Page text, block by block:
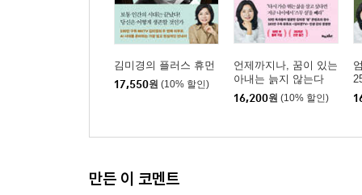
김미경의 플러스 휴먼
17,550원 (10% 할인)
언제까지나, 꿈이 있는
아내는 늙지 않는다
16,200원 (10% 할인)
만든 이 코멘트